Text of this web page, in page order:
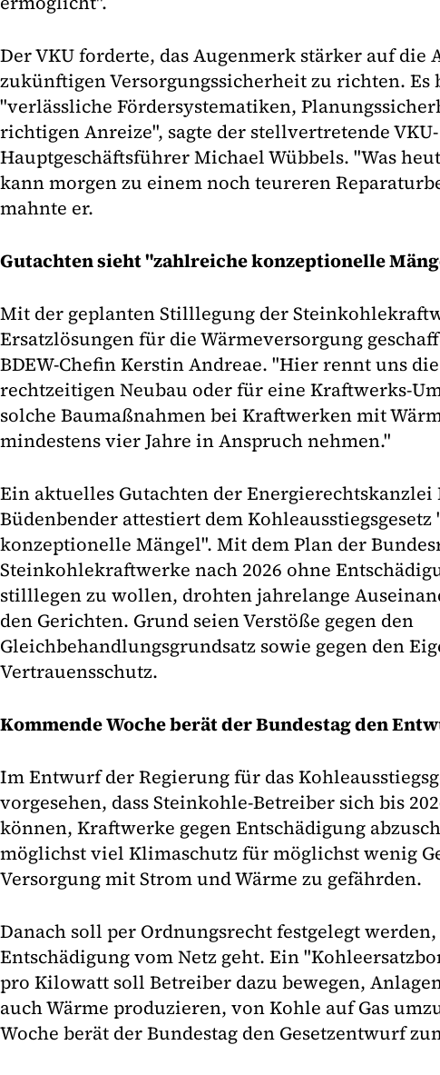
Der VKU forderte, das Augenmerk stärker auf die
zukünftigen Versorgungssicherheit zu richten. Es
"verlässliche Fördersystematiken,
richtigen Anreize", sagte der stellvertretende VKU-
Hauptgeschäftsführer Michael Wübbels. "Was
kann morgen zu einem noch teureren
mahnte er.
Gutachten sieht "zahlreiche konzeptionelle
Mit der geplanten Stilllegung der
Ersatzlösungen für die Wärmeversorgung
BDEW-Chefin Kerstin Andreae. "Hier rennt uns
rechtzeitigen Neubau oder für eine Kraftwerks-
solche Baumaßnahmen bei Kraftwerken mit
mindestens vier Jahre in Anspruch nehmen."
Ein aktuelles Gutachten der Energierechtskanzlei
Büdenbender attestiert dem
konzeptionelle Mängel". Mit dem Plan der
Steinkohlekraftwerke nach 2026 ohne
stilllegen zu wollen, drohten jahrelange
den Gerichten. Grund seien Verstöße gegen den
Gleichbehandlungsgrundsatz sowie gegen den
Vertrauensschutz.
Kommende Woche berät der Bundestag den
Im Entwurf der Regierung für das
vorgesehen, dass Steinkohle-Betreiber sich bis
können, Kraftwerke gegen Entschädigung
möglichst viel Klimaschutz für möglichst wenig
Versorgung mit Strom und Wärme zu gefährden.
Danach soll per Ordnungsrecht festgelegt
Entschädigung vom Netz geht. Ein
pro Kilowatt soll Betreiber dazu bewegen,
auch Wärme produzieren, von Kohle auf Gas
Woche berät der Bundestag den Gesetzentwurf